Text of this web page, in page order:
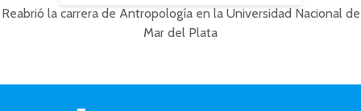
Reabrió la carrera de Antropología en la Universidad Nacional de
Mar del Plata